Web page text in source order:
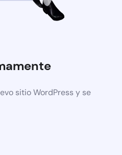
sitio WordPress y se